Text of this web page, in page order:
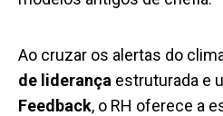
Ao cruzar os alertas do
de liderança estruturada e
Feedback, o RH oferece a